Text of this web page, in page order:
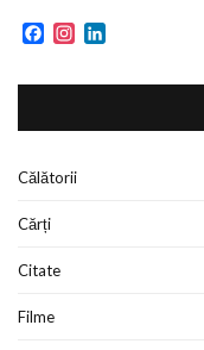
FacebookInstagram
Călătorii
Cărți
Citate
Filme